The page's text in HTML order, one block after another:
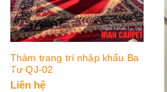
Thảm trang trí nhập khẩu Ba
Tư QJ-02
Liên hệ